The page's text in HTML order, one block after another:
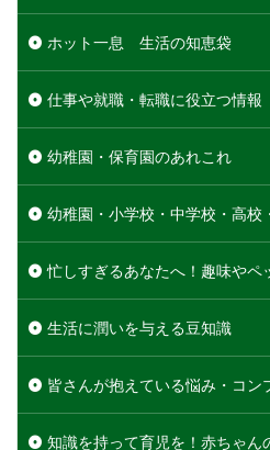
ホット一息 生活の知恵袋
仕事や就職・転職に役立つ情報
幼稚園・保育園のあれこれ
幼稚園・小学校・中学校・高校
忙しすぎるあなたへ！趣味やペ
生活に潤いを与える豆知識
皆さんが抱えている悩み・コン
知識を持って育児を！赤ちゃん